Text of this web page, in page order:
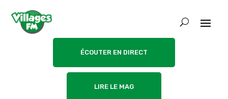
ÉCOUTER EN DIRECT
LIRE LE MAG